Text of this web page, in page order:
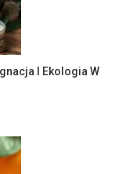
I Ekologia W